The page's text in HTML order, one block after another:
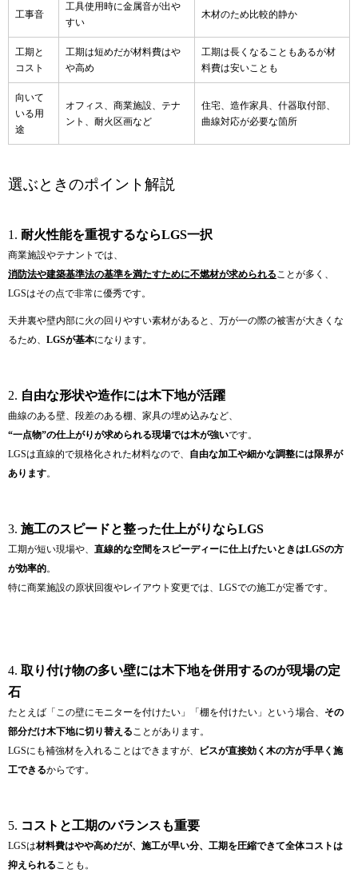
工事音
工具使用時に金属音が出や
すい
木材のため比較的静か
工期と
コスト
工期は短めだが材料費はや
や高め
工期は長くなることもあるが材
料費は安いことも
向いて
いる用
途
オフィス、商業施設、テナ
ント、耐火区画など
住宅、造作家具、什器取付部、
曲線対応が必要な箇所
選ぶときのポイント解説
1. 耐火性能を重視するならLGS一択
商業施設やテナントでは、
消防法や建築基準法の基準を満たすために不燃材が求められることが多く、
LGSはその点で非常に優秀です。
天井裏や壁内部に火の回りやすい素材があると、万が一の際の被害が大きくな
るため、 LGSが基本になります。
2. 自由な形状や造作には木下地が活躍
曲線のある壁、段差のある棚、家具の埋め込みなど、
“一点物”の仕上がりが求められる現場では木が強いです。
LGSは直線的で規格化された材料なので、 自由な加工や細かな調整には限界が
あります。
3. 施工のスピードと整った仕上がりならLGS
工期が短い現場や、 直線的な空間をスピーディーに仕上げたいときはLGSの方
が効率的。
特に商業施設の原状回復やレイアウト変更では、LGSでの施工が定番です。
4. 取り付け物の多い壁には木下地を併用するのが現場の定
石
たとえば「この壁にモニターを付けたい」「棚を付けたい」という場合、 その
部分だけ木下地に切り替えることがあります。
LGSにも補強材を入れることはできますが、
ビスが直接効く木の方が手早く施
工できるからです。
5. コストと工期のバランスも重要
LGSは材料費はやや高めだが、施工が早い分、工期を圧縮できて全体コストは
抑えられることも。